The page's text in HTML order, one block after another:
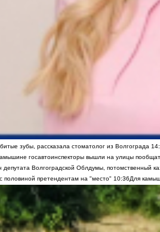
зубы, рассказала стоматолог из Волгограда
госавтоинспекторы вышли на улицы
депутата Волгоградской Облдумы, потомственный
половиной претендентам на "место" 10:36Для